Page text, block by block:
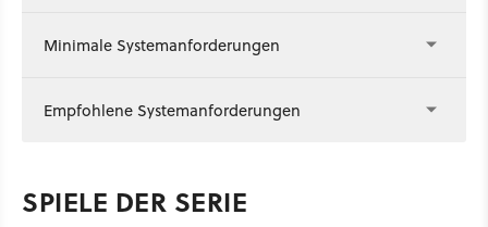
Minimale Systemanforderungen
Empfohlene Systemanforderungen
SPIELE DER SERIE